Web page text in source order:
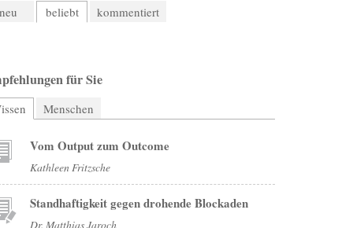
neu beliebt kommentiert
für Sie
(aktiver Reiter)
Menschen
Vom Output zum Outcome
Kathleen Fritzsche
Standhaftigkeit gegen drohende Blockaden
Dr. Matthias Jaroch